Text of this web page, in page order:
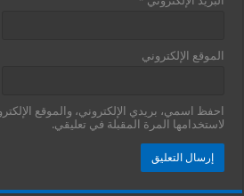
الموقع الإلكتروني
احفظ اسمي، بريدي الإلكتروني، والموقع
لاستخدامها المرة المقبلة في تعليقي.